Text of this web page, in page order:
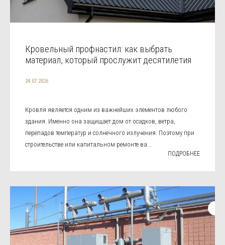
Кровельный профнастил: как выбрать
материал, который прослужит десятилетия
24.07.2026
Кровля является одним из важнейших элементов любого
здания. Именно она защищает дом от осадков, ветра,
перепадов температур и солнечного излучения. Поэтому при
строительстве или капитальном ремонте ва...
ПОДРОБНЕЕ